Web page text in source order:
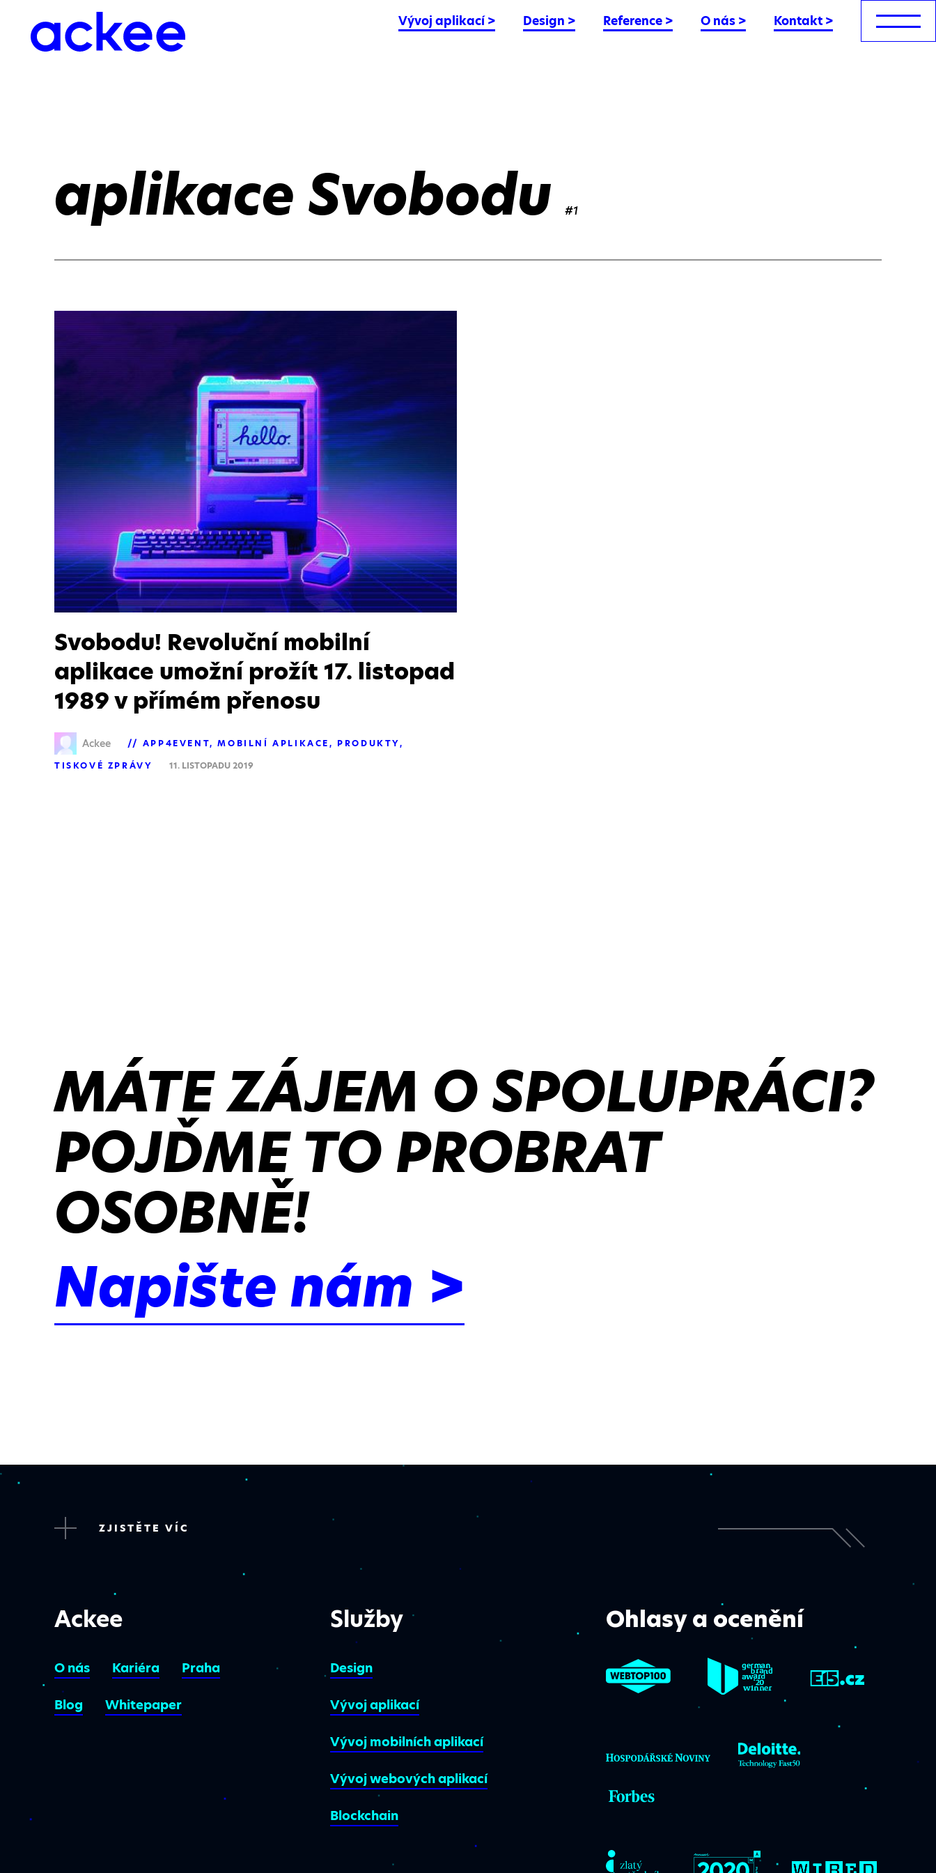
Vývoj aplikací> Design > Reference > O nás > Kontakt >
aplikace Svobodu #1
Svobodu! Revoluční mobilní
aplikace umožní prožít 17. listopad
1989 v přímém přenosu
Ackee APP4EVENT MOBILNÍ APLIKACE
PRODUKTY
TISKOVÉ ZPRÁVY
11. LISTOPADU 2019
MÁTE ZÁJEM O SPOLUPRÁCI?
POJĎME TO PROBRAT
OSOBNĚ!
Napište nám >
ZJISTĚTE VÍC
Ackee
O nás Kariéra Praha
Blog Whitepaper
Služby
Design
Vývoj aplikací
Vývoj mobilních aplikací
Vývoj webových aplikací
Blockchain
Ohlasy a ocenění